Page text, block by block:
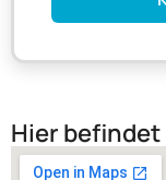
Hier